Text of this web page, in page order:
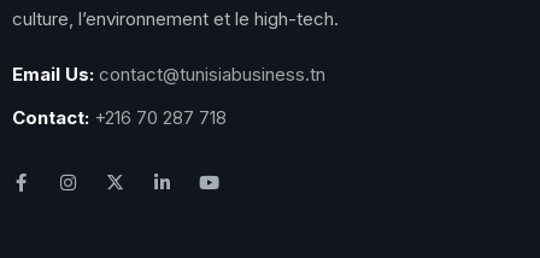
culture, l’environnement et le high-tech.
Email Us: contact@tunisiabusiness.tn
Contact: +216 70 287 718